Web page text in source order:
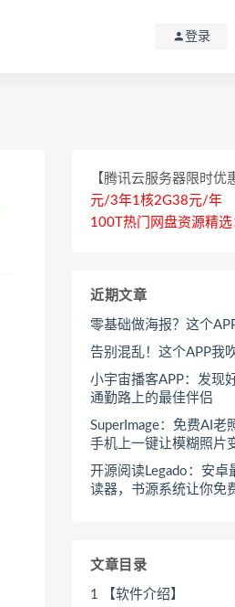
登录
【腾讯云服务器限时优
元/3年1核2G38元/年
100T热门网盘资源精选
近期文章
零基础做海报？这个
告别混乱！这个APP我
小宇宙播客APP：发现
通勤路上的最佳伴侣
SuperImage：免费AI老
手机上一键让模糊照片
开源阅读Legado：安卓
读器，书源系统让你免
文章目录
1 【软件介绍】